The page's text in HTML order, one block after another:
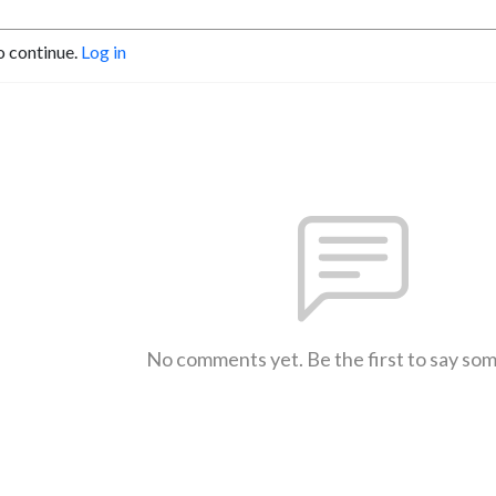
continue. Log in
No comments yet. Be the first to say